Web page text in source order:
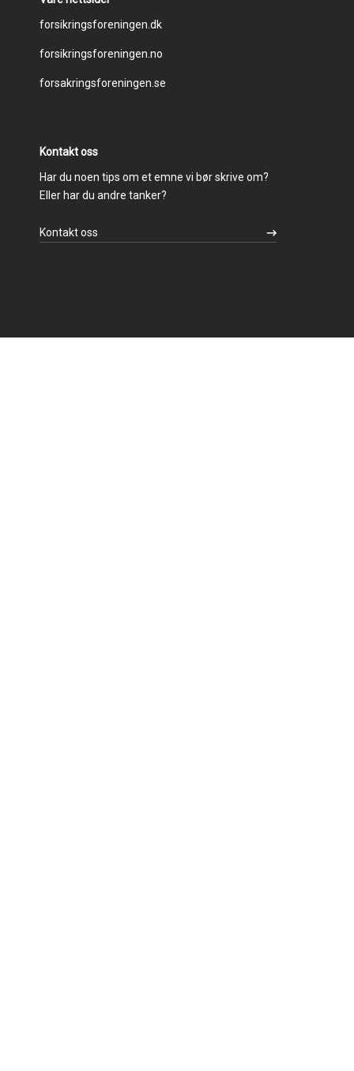
Footer
menu
forsikringsforeningen.dk
forsikringsforeningen.no
forsakringsforeningen.se
Kontakt oss
Har du noen tips om et emne vi bør skrive om?
Eller har du andre tanker?
Kontakt oss